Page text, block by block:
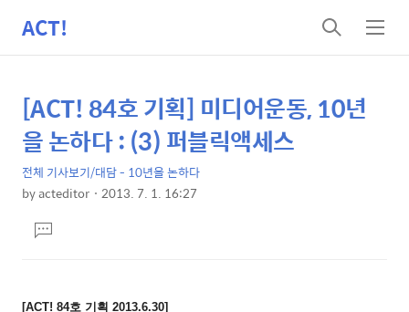
ACT!
검
색
메
뉴
상
세
컨
텐
본
문
제
목
[ACT! 84호 기획] 미디어운동, 10년
을 논하다 : (3) 퍼블릭액세스
전체 기사보기/대담 - 10년을 논하다
byacteditor 2013. 7. 1. 16:27
문댓
글
[ACT! 84호 기획 2013.6.30]